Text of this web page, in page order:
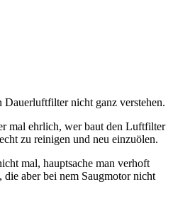
Dauerluftfilter nicht ganz verstehen.
mal ehrlich, wer baut den Luftfilter
zu reinigen und neu einzuölen.
mal, hauptsache man verhoft
die aber bei nem Saugmotor nicht